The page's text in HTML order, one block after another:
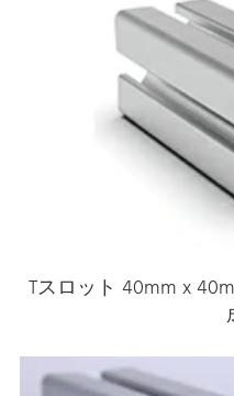
Tスロット 40mm x